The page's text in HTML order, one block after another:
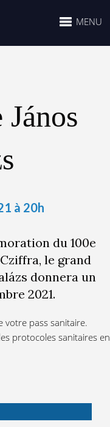
MENU
à 20h
du 100e
le grand
donnera un
2021.
votre pass sanitaire.
protocoles sanitaires en